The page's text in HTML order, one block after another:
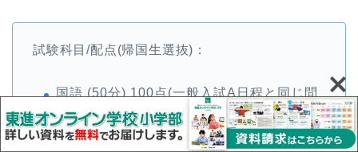
試験科目/配点(帰国生選抜)：
国語 (50分) 100点(一般入試A日程と同じ問
題)
算数 (50分) 100点(一般入試A日程と同じ問